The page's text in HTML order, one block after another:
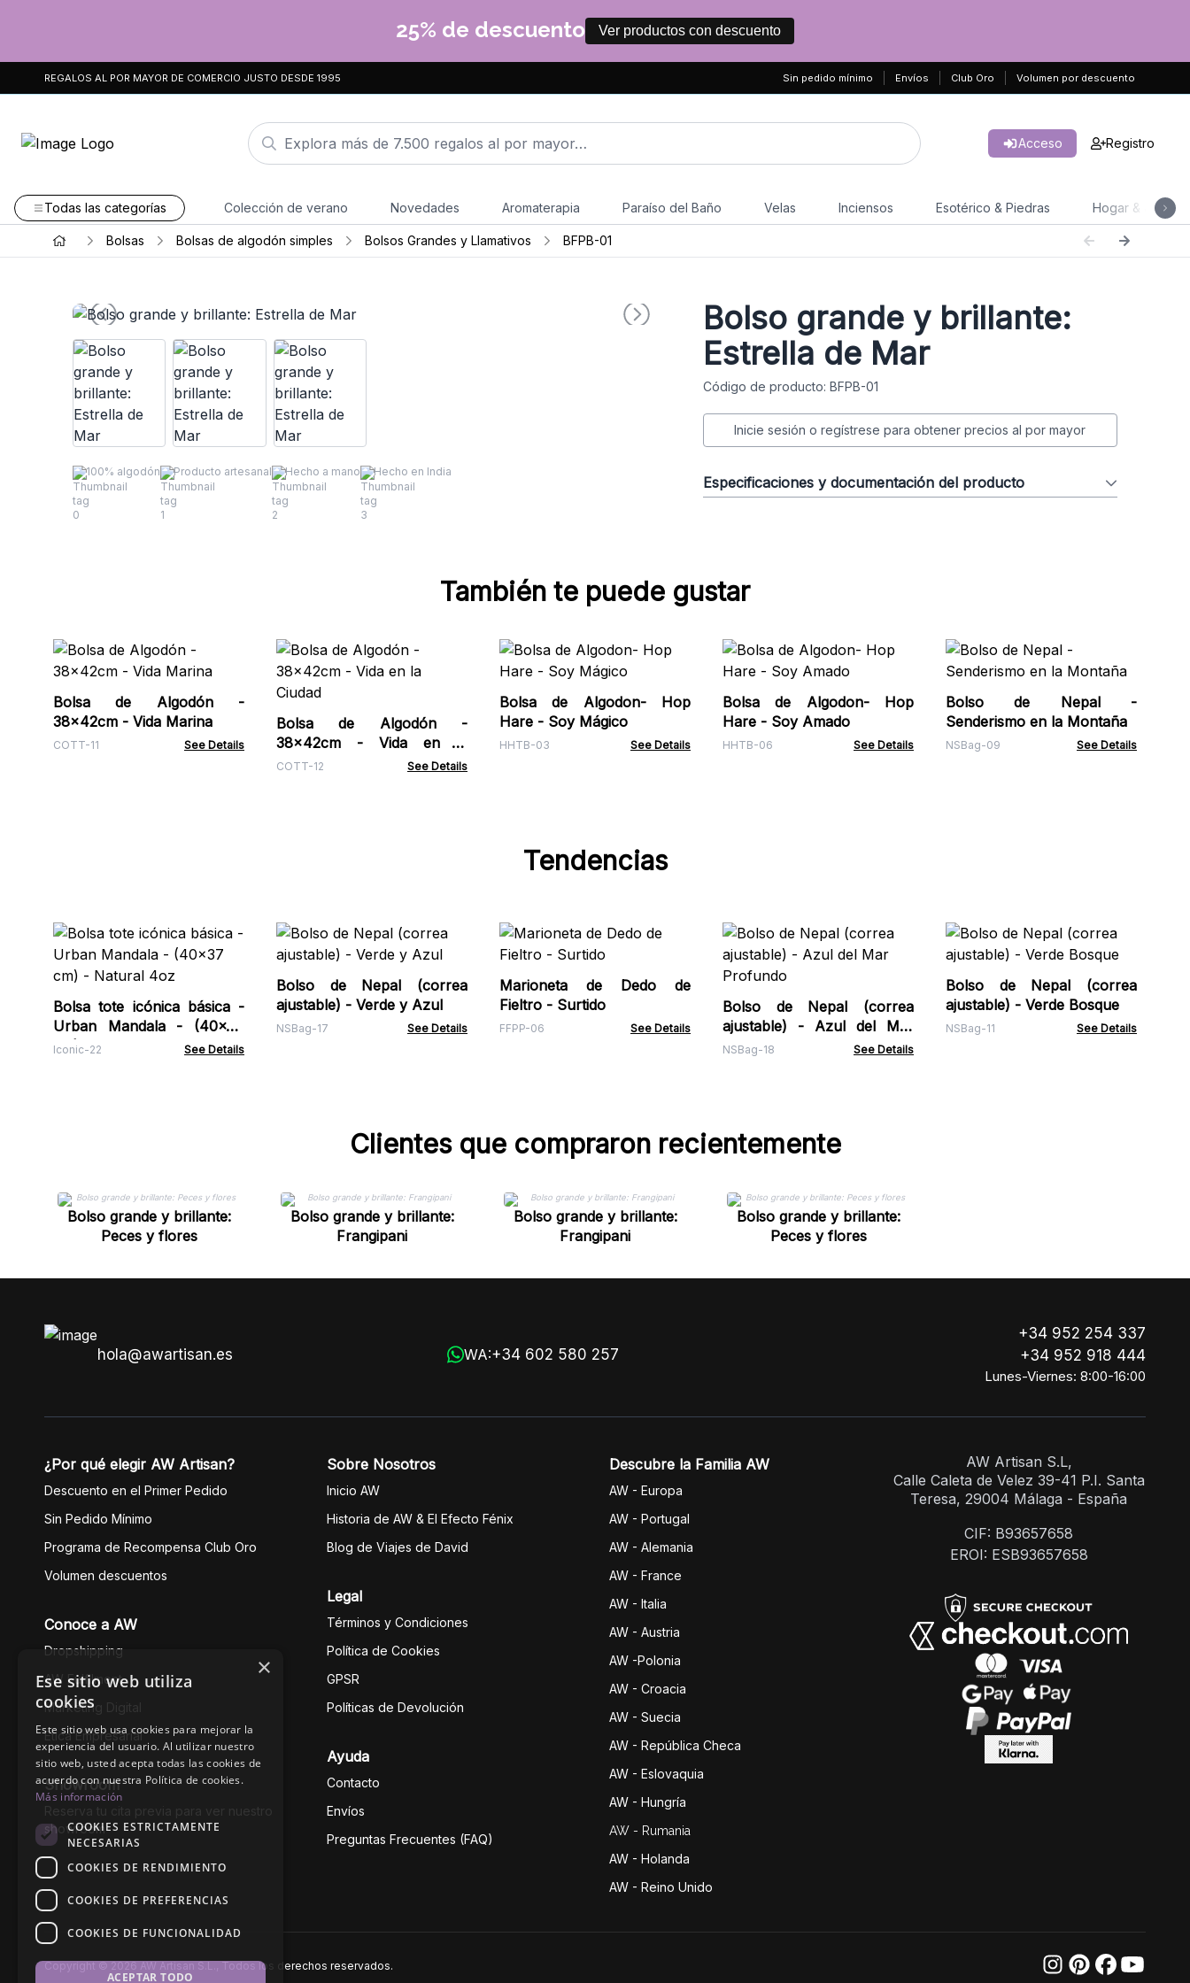
25% de descuento Ver productos con descuento
REGALOS AL POR MAYOR DE COMERCIO JUSTO DESDE 1995 Sin pedido mínimo Envíos Club Oro Volumen por descuento
Acceso Registro
Todas las categorías Colección de verano Novedades Aromaterapia Paraíso del Baño Velas Inciensos Esotérico & Piedras Hogar & Jardín
Bolsas Bolsas de algodón simples Bolsos Grandes y Llamativos BFPB-01
100% algodón Producto artesanal Hecho a mano Hecho en India
Bolso grande y brillante:
Estrella de Mar
Código de producto: BFPB-01
Inicie sesión o regístrese para obtener precios al por mayor
Especificaciones y documentación del producto
También te puede gustar
Bolsa de Algodón -
38x42cm - Vida Marina
COTT-11 See Details
Bolsa de Algodón -
38x42cm - Vida en la
Ciudad
COTT-12 See Details
Bolsa de Algodon- Hop
Hare - Soy Mágico
HHTB-03 See Details
Bolsa de Algodon- Hop
Hare - Soy Amado
HHTB-06 See Details
Bolso de Nepal -
Senderismo en la Montaña
NSBag-09 See Details
Tendencias
Bolsa tote icónica básica -
Urban Mandala - (40x37
cm) - Natural 4oz
Iconic-22 See Details
Bolso de Nepal (correa
ajustable) - Verde y Azul
NSBag-17 See Details
Marioneta de Dedo de
Fieltro - Surtido
FFPP-06 See Details
Bolso de Nepal (correa
ajustable) - Azul del Mar
Profundo
NSBag-18 See Details
Bolso de Nepal (correa
ajustable) - Verde Bosque
NSBag-11 See Details
Clientes que compraron recientemente
Bolso grande y brillante:
Peces y flores
Bolso grande y brillante:
Frangipani
Bolso grande y brillante:
Frangipani
Bolso grande y brillante:
Peces y flores
hola@awartisan.es WA:+34 602 580 257
+34 952 254 337
+34 952 918 444
Lunes-Viernes: 8:00-16:00
¿Por qué elegir AW Artisan?
Descuento en el Primer Pedido
Sin Pedido Mínimo
Programa de Recompensa Club Oro
Volumen descuentos
Conoce a AW
Dropshipping
AW Fulfilment
Marketing Digital
Ética Empresarial
Showroom
Reserva tu cita previa para ver nuestro
showroom
Sobre Nosotros
Inicio AW
Historia de AW & El Efecto Fénix
Blog de Viajes de David
Legal
Términos y Condiciones
Política de Cookies
GPSR
Políticas de Devolución
Ayuda
Contacto
Envíos
Preguntas Frecuentes (FAQ)
Descubre la Familia AW
AW - Europa
AW - Portugal
AW - Alemania
AW - France
AW - Italia
AW - Austria
AW -Polonia
AW - Croacia
AW - Suecia
AW - República Checa
AW - Eslovaquia
AW - Hungría
AW - Rumania
AW - Holanda
AW - Reino Unido
AW Artisan S.L,
Calle Caleta de Velez 39-41 P.I. Santa
Teresa, 29004 Málaga - España
CIF: B93657658
EROI: ESB93657658
Copyright © 2026 AW Artisan S.L., Todos los derechos reservados.
×
Ese sitio web utiliza
cookies
Este sitio web usa cookies para mejorar la
experiencia del usuario. Al utilizar nuestro
sitio web, usted acepta todas las cookies de
acuerdo con nuestra Política de cookies.
Más información
COOKIES ESTRICTAMENTE
NECESARIAS
COOKIES DE RENDIMIENTO
COOKIES DE PREFERENCIAS
COOKIES DE FUNCIONALIDAD
ACEPTAR TODO